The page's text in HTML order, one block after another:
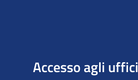
Accesso agli uffici